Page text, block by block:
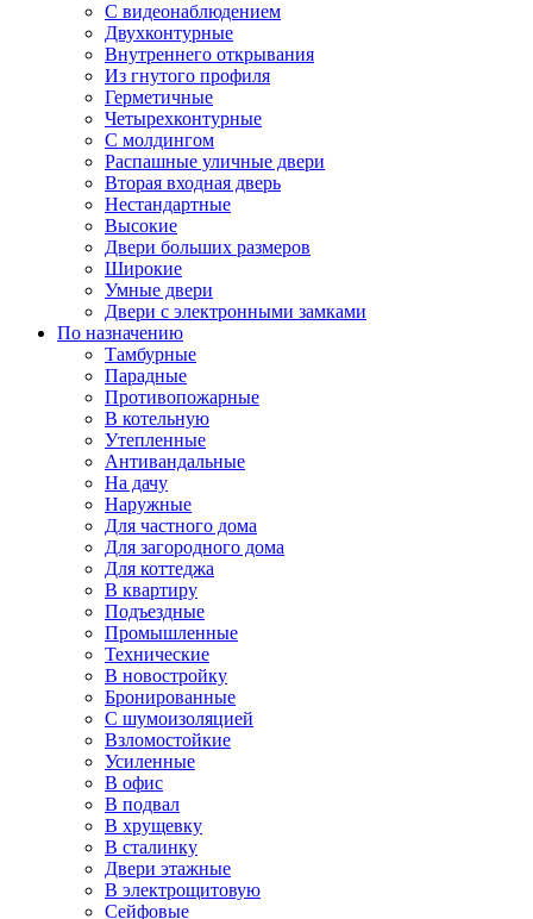
С видеонаблюдением
Двухконтурные
Внутреннего открывания
Из гнутого профиля
Герметичные
Четырехконтурные
С молдингом
Распашные уличные двери
Вторая входная дверь
Нестандартные
Высокие
Двери больших размеров
Широкие
Умные двери
Двери с электронными замками
По назначению
Тамбурные
Парадные
Противопожарные
В котельную
Утепленные
Антивандальные
На дачу
Наружные
Для частного дома
Для загородного дома
Для коттеджа
В квартиру
Подъездные
Промышленные
Технические
В новостройку
Бронированные
С шумоизоляцией
Взломостойкие
Усиленные
В офис
В подвал
В хрущевку
В сталинку
Двери этажные
В электрощитовую
Сейфовые